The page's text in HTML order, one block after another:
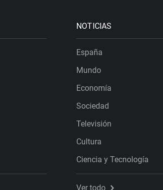
NOTICIAS
España
Mundo
Economía
Sociedad
Televisión
Cultura
Ciencia y Tecnología
Ver todo